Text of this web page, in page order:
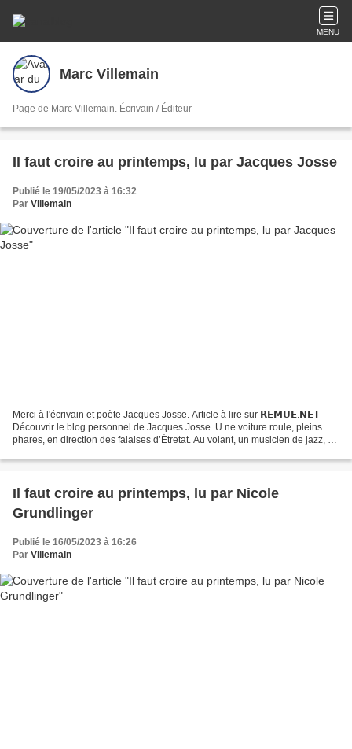
MENU
Marc Villemain
Page de Marc Villemain. Écrivain / Éditeur
Il faut croire au printemps, lu par Jacques Josse
Publié le 19/05/2023 à 16:32
Par Villemain
Merci à l'écrivain et poète Jacques Josse. Article à lire sur 𝗥𝗘𝗠𝗨𝗘.𝗡𝗘𝗧
Découvrir le blog personnel de Jacques Josse. U ne voiture roule, pleins
phares, en direction des falaises d’Étretat. Au volant, un musicien de jazz, à
Il faut croire au printemps, lu par Nicole
Grundlinger
Publié le 16/05/2023 à 16:26
Par Villemain